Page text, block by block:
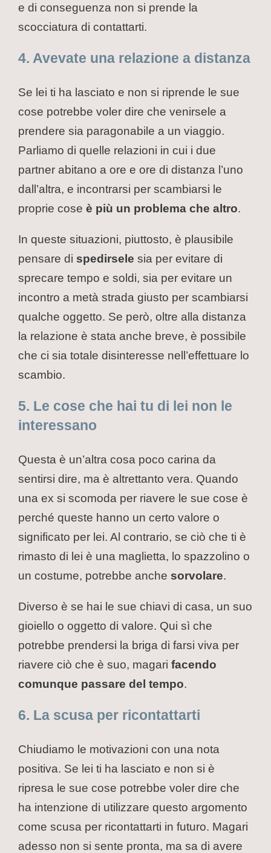
e di conseguenza non si prende la
scocciatura di contattarti.
4. Avevate una relazione a distanza
Se lei ti ha lasciato e non si riprende le sue
cose potrebbe voler dire che venirsele a
prendere sia paragonabile a un viaggio.
Parliamo di quelle relazioni in cui i due
partner abitano a ore e ore di distanza l’uno
dall’altra, e incontrarsi per scambiarsi le
proprie cose è più un problema che altro.
In queste situazioni, piuttosto, è plausibile
pensare di spedirsele sia per evitare di
sprecare tempo e soldi, sia per evitare un
incontro a metà strada giusto per scambiarsi
qualche oggetto. Se però, oltre alla distanza
la relazione è stata anche breve, è possibile
che ci sia totale disinteresse nell’effettuare lo
scambio.
5. Le cose che hai tu di lei non le
interessano
Questa è un’altra cosa poco carina da
sentirsi dire, ma è altrettanto vera. Quando
una ex si scomoda per riavere le sue cose è
perché queste hanno un certo valore o
significato per lei. Al contrario, se ciò che ti è
rimasto di lei è una maglietta, lo spazzolino o
un costume, potrebbe anche sorvolare.
Diverso è se hai le sue chiavi di casa, un suo
gioiello o oggetto di valore. Qui sì che
potrebbe prendersi la briga di farsi viva per
riavere ciò che è suo, magari facendo
comunque passare del tempo.
6. La scusa per ricontattarti
Chiudiamo le motivazioni con una nota
positiva. Se lei ti ha lasciato e non si è
ripresa le sue cose potrebbe voler dire che
ha intenzione di utilizzare questo argomento
come scusa per ricontattarti in futuro. Magari
adesso non si sente pronta, ma sa di avere